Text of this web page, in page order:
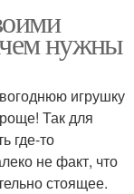
нужны
игрушку
Так для
где-то
не факт, что
стоящее.